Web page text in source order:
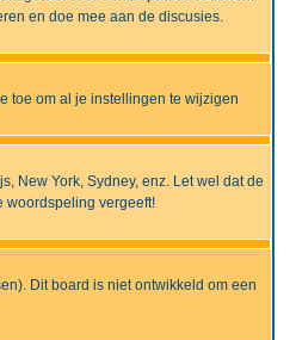
en doe mee aan de discusies.
toe om al je instellingen te wijzigen
New York, Sydney, enz. Let wel dat de
woordspeling vergeeft!
Dit board is niet ontwikkeld om een